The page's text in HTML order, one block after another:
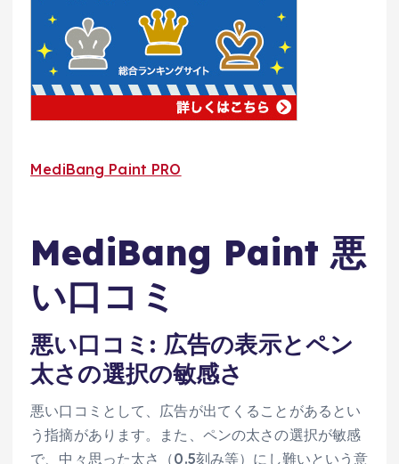
MediBang Paint PRO
MediBang Paint 悪
い口コミ
悪い口コミ: 広告の表示とペン
太さの選択の敏感さ
悪い口コミとして、広告が出てくることがあるとい
う指摘があります。また、ペンの太さの選択が敏感
で、中々思った太さ（0.5刻み等）にし難いという意